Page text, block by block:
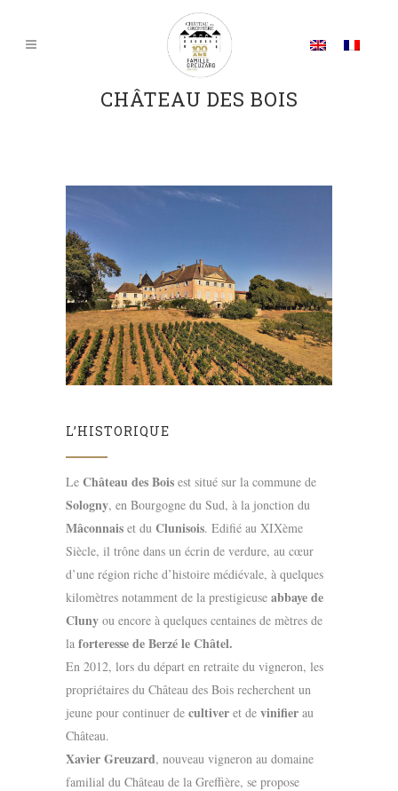
CHÂTEAU DES BOIS
L’HISTORIQUE
Le Château des Bois est situé sur la commune de
Sologny, en Bourgogne du Sud, à la jonction du
Mâconnais et du Clunisois. Edifié au XIXème
Siècle, il trône dans un écrin de verdure, au cœur
d’une région riche d’histoire médiévale, à quelques
kilomètres notamment de la prestigieuse abbaye de
Cluny ou encore à quelques centaines de mètres de
la forteresse de Berzé le Châtel.
En 2012, lors du départ en retraite du vigneron, les
propriétaires du Château des Bois recherchent un
jeune pour continuer de cultiver et de vinifier au
Château.
Xavier Greuzard, nouveau vigneron au domaine
familial du Château de la Greffière, se propose